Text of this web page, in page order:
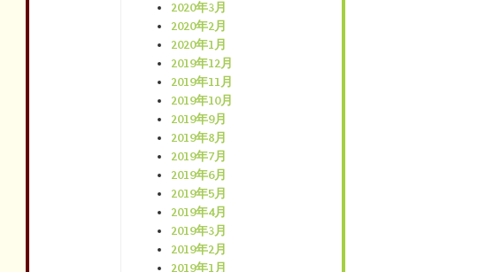
2020年3月
2020年2月
2020年1月
2019年12月
2019年11月
2019年10月
2019年9月
2019年8月
2019年7月
2019年6月
2019年5月
2019年4月
2019年3月
2019年2月
2019年1月